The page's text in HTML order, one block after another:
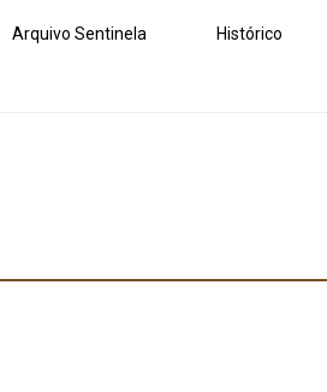
Arquivo Sentinela Histórico